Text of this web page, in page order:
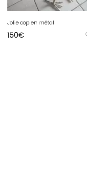
Jolie cop en métal
150€